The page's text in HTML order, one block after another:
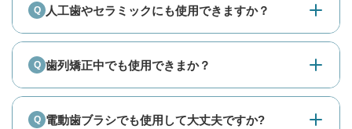
人工歯やセラミックにも使用できますか？
歯列矯正中でも使用できまか？
電動歯ブラシでも使用して大丈夫ですか?